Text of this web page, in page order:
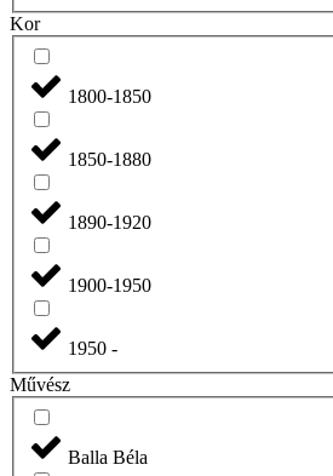
Kor
1800-1850
1850-1880
1890-1920
1900-1950
1950 -
Művész
Balla Béla